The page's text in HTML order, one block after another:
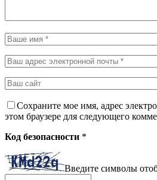
Сохраните мое имя, адрес
этом браузере для следующего
Код безопасности *
Введите символы